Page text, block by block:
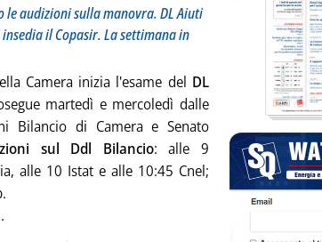
le audizioni sulla manovra. DL Aiuti
il Copasir. La settimana in
Camera inizia l'esame del DL
martedì e mercoledì dalle
Bilancio di Camera e Senato
sul Ddl Bilancio: alle 9
alle 10 Istat e alle 10:45 Cnel;